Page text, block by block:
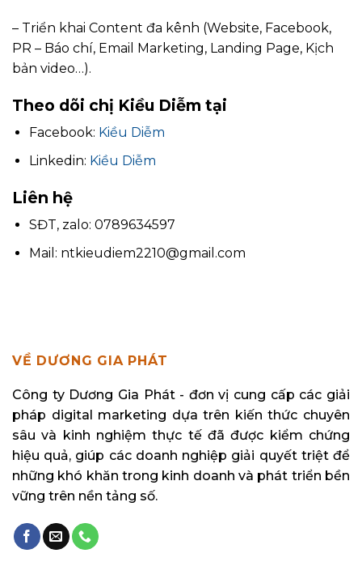
– Triển khai Content đa kênh (Website, Facebook,
PR – Báo chí, Email Marketing, Landing Page, Kịch
bản video…).
Theo dõi chị Kiều Diễm tại
Facebook: Kiều Diễm
Linkedin: Kiều Diễm
Liên hệ
SĐT, zalo: 0789634597
Mail: ntkieudiem2210@gmail.com
VỀ DƯƠNG GIA PHÁT
Công ty Dương Gia Phát - đơn vị cung cấp các giải
pháp digital marketing dựa trên kiến thức chuyên
sâu và kinh nghiệm thực tế đã được kiểm chứng
hiệu quả, giúp các doanh nghiệp giải quyết triệt để
những khó khăn trong kinh doanh và phát triển bền
vững trên nền tảng số.